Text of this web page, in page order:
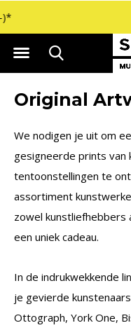
Free
Original
We nodigen je uit om
gesigneerde prints van
tentoonstellingen te
assortiment
zowel kunstliefhebbers
een uniek cadeau.
In de indrukwekkende
je gevierde
Ottograph, York One,